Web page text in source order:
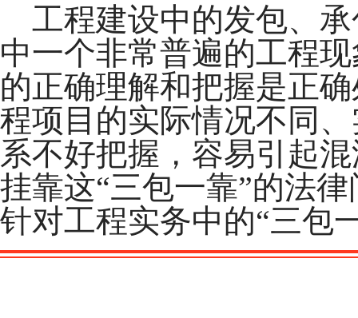
工程建设中的发包、承
中一个非常普遍的工程
的正确理解和把握是正
程项目的实际情况不同
系不好把握，容易引起
挂靠这“三包一靠”的法
针对工程实务中的“三包